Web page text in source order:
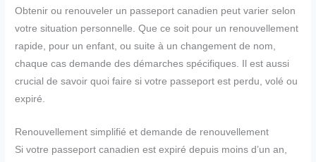
Obtenir ou renouveler un passeport canadien peut varier selon
votre situation personnelle. Que ce soit pour un renouvellement
rapide, pour un enfant, ou suite à un changement de nom,
chaque cas demande des démarches spécifiques. Il est aussi
crucial de savoir quoi faire si votre passeport est perdu, volé ou
expiré.
Renouvellement simplifié et demande de renouvellement
Si votre passeport canadien est expiré depuis moins d’un an,